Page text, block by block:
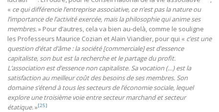
« ce qui différencie l’entreprise associative, ce n’est pas la nature ou
l’importance de l’activité exercée, mais la philosophie qui anime ses
membres.» Pour d’autres, cela va bien au-delà, comme le souligne
les Professeurs Maurice Cozian et Alain Viandier, pour qui « c’est une
question d’état d’âme : la société [commerciale] est d’essence
capitaliste, son but est la recherche et le partage du profit.
L’association est d’essence non capitaliste. Sa vocation (…) est la
satisfaction au meilleur coût des besoins de ses membres. Son
domaine s’étend à tous les secteurs de l’économie sociale, lequel
explore une troisième voie entre secteur marchand et secteur
étatique.»[25]